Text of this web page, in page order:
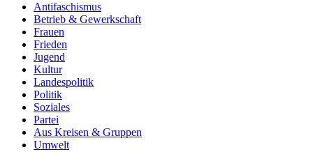
Antifaschismus
Betrieb & Gewerkschaft
Frauen
Frieden
Jugend
Kultur
Landespolitik
Politik
Soziales
Partei
Aus Kreisen & Gruppen
Umwelt